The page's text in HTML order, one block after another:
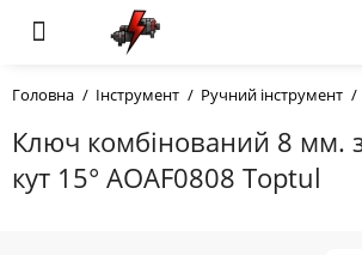
Головна Інструмент Ручний інструмент
Ключ комбінований 8 мм.
кут 15° AOAF0808 Toptul